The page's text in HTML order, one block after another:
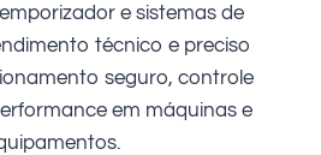
e sistemas de
técnico e preciso
seguro, controle
em máquinas e